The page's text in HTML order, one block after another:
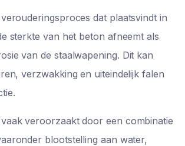
dat plaatsvindt in
sterkte van het beton afneemt als
van de staalwapening. Dit kan
verzwakking en uiteindelijk falen
veroorzaakt door een combinatie
blootstelling aan water,